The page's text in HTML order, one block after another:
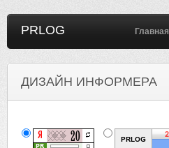
PRLOG Главная
ДИЗАЙН ИНФОРМЕРА